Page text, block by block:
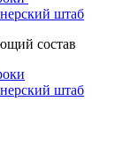
штаб
состав
штаб